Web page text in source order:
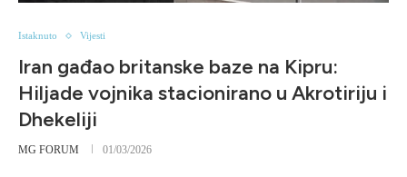
Istaknuto Vijesti
Iran gađao britanske baze na Kipru:
Hiljade vojnika stacionirano u Akrotiriju i
Dhekeliji
MG FORUM 01/03/2026